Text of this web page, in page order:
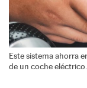
Este sistema ahorra
de un coche eléctrico.